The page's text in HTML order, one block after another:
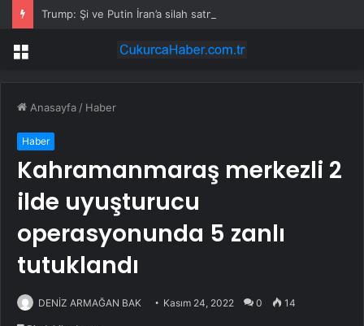
Trump: Şi ve Putin İran’a silah satmayacaklarını söyledi
Menü
Anasayfa / Haber
Haber
Kahramanmaraş merkezli 2
ilde uyuşturucu
operasyonunda 5 zanlı
tutuklandı
DENİZ ARMAĞAN BAK Kasım 24, 2022 0 14